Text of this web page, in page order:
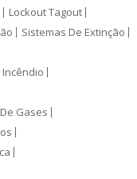
Lockout Tagout
Sistemas De Extinção
Gases